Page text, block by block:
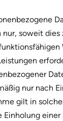
soweit dies
nur nach
gilt in
Einholung